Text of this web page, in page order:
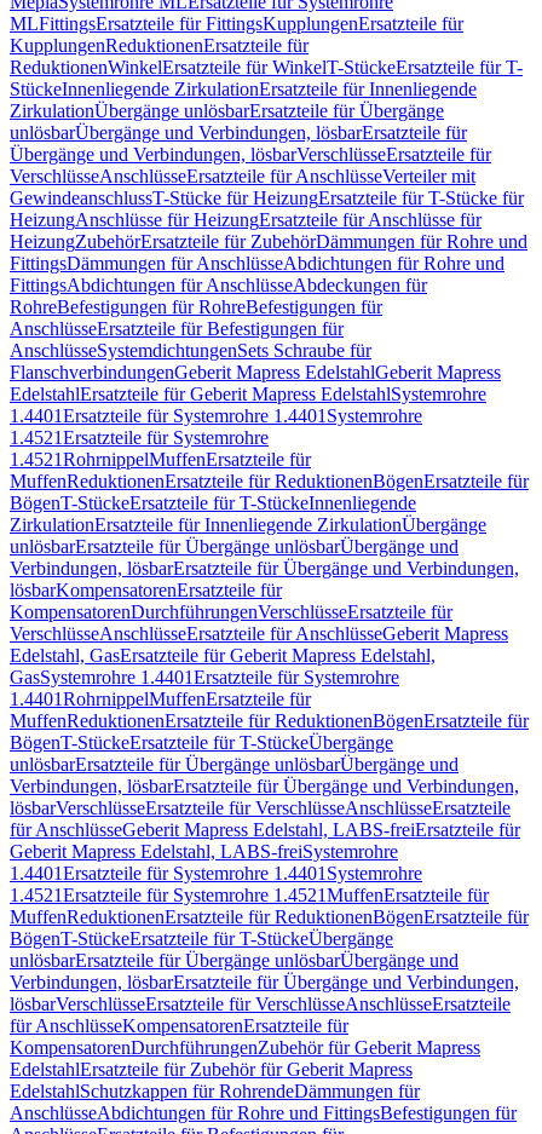
MLFittingsErsatzteile für FittingsKupplungenErsatzteile für
KupplungenReduktionenErsatzteile für
ReduktionenWinkelErsatzteile für WinkelT-StückeErsatzteile für T-
StückeInnenliegende ZirkulationErsatzteile für Innenliegende
ZirkulationÜbergänge unlösbarErsatzteile für Übergänge
unlösbarÜbergänge und Verbindungen, lösbarErsatzteile für
Übergänge und Verbindungen, lösbarVerschlüsseErsatzteile für
VerschlüsseAnschlüsseErsatzteile für AnschlüsseVerteiler mit
GewindeanschlussT-Stücke für HeizungErsatzteile für T-Stücke für
HeizungAnschlüsse für HeizungErsatzteile für Anschlüsse für
HeizungZubehörErsatzteile für ZubehörDämmungen für Rohre und
FittingsDämmungen für AnschlüsseAbdichtungen für Rohre und
FittingsAbdichtungen für AnschlüsseAbdeckungen für
RohreBefestigungen für RohreBefestigungen für
AnschlüsseErsatzteile für Befestigungen für
AnschlüsseSystemdichtungenSets Schraube für
FlanschverbindungenGeberit Mapress EdelstahlGeberit Mapress
EdelstahlErsatzteile für Geberit Mapress EdelstahlSystemrohre
1.4401Ersatzteile für Systemrohre 1.4401 Systemrohre
1.4521Ersatzteile für Systemrohre
1.4521RohrnippelMuffenErsatzteile für
MuffenReduktionenErsatzteile für ReduktionenBögenErsatzteile für
BögenT-StückeErsatzteile für T-StückeInnenliegende
ZirkulationErsatzteile für Innenliegende ZirkulationÜbergänge
unlösbarErsatzteile für Übergänge unlösbarÜbergänge und
Verbindungen, lösbarErsatzteile für Übergänge und Verbindungen,
lösbarKompensatorenErsatzteile für
KompensatorenDurchführungenVerschlüsseErsatzteile für
VerschlüsseAnschlüsseErsatzteile für AnschlüsseGeberit Mapress
Edelstahl, GasErsatzteile für Geberit Mapress Edelstahl,
GasSystemrohre 1.4401Ersatzteile für Systemrohre
1.4401RohrnippelMuffenErsatzteile für
MuffenReduktionenErsatzteile für ReduktionenBögenErsatzteile für
BögenT-StückeErsatzteile für T-StückeÜbergänge
unlösbarErsatzteile für Übergänge unlösbarÜbergänge und
Verbindungen, lösbarErsatzteile für Übergänge und Verbindungen,
lösbarVerschlüsseErsatzteile für VerschlüsseAnschlüsseErsatzteile
für AnschlüsseGeberit Mapress Edelstahl, LABS-freiErsatzteile für
Geberit Mapress Edelstahl, LABS-freiSystemrohre
1.4401Ersatzteile für Systemrohre 1.4401 Systemrohre
1.4521Ersatzteile für Systemrohre 1.4521MuffenErsatzteile für
MuffenReduktionenErsatzteile für ReduktionenBögenErsatzteile für
BögenT-StückeErsatzteile für T-StückeÜbergänge
unlösbarErsatzteile für Übergänge unlösbarÜbergänge und
Verbindungen, lösbarErsatzteile für Übergänge und Verbindungen,
lösbarVerschlüsseErsatzteile für VerschlüsseAnschlüsseErsatzteile
für AnschlüsseKompensatorenErsatzteile für
KompensatorenDurchführungenZubehör für Geberit Mapress
EdelstahlErsatzteile für Zubehör für Geberit Mapress
EdelstahlSchutzkappen für RohrendeDämmungen für
AnschlüsseAbdichtungen für Rohre und FittingsBefestigungen für